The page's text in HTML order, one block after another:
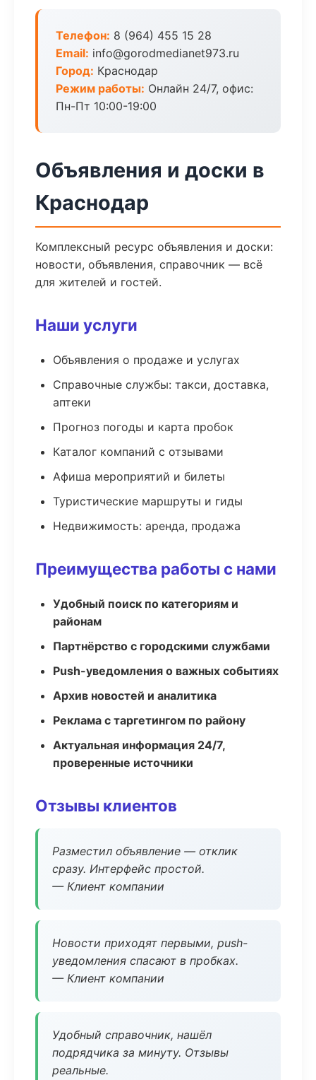
Телефон: 8 (964) 455 15 28
Email: info@gorodmedianet973.ru
Город: Краснодар
Режим работы: Онлайн 24/7, офис:
Пн-Пт 10:00-19:00
Объявления и доски в
Краснодар
Комплексный ресурс объявления и доски:
новости, объявления, справочник — всё
для жителей и гостей.
Наши услуги
Объявления о продаже и услугах
Справочные службы: такси, доставка,
аптеки
Прогноз погоды и карта пробок
Каталог компаний с отзывами
Афиша мероприятий и билеты
Туристические маршруты и гиды
Недвижимость: аренда, продажа
Преимущества работы с нами
Удобный поиск по категориям и
районам
Партнёрство с городскими службами
Push-уведомления о важных событиях
Архив новостей и аналитика
Реклама с таргетингом по району
Актуальная информация 24/7,
проверенные источники
Отзывы клиентов
Разместил объявление — отклик
сразу. Интерфейс простой.
— Клиент компании
Новости приходят первыми, push-
уведомления спасают в пробках.
— Клиент компании
Удобный справочник, нашёл
подрядчика за минуту. Отзывы
реальные.